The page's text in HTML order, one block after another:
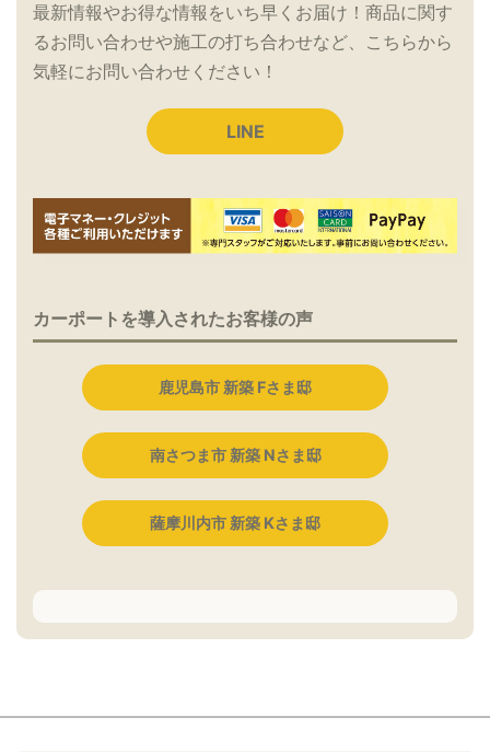
最新情報やお得な情報をいち早くお届け！商品に関す
るお問い合わせや施工の打ち合わせなど、こちらから
気軽にお問い合わせください！
LINE
カーポートを導入されたお客様の声
鹿児島市 新築 Fさま邸
南さつま市 新築 Nさま邸
薩摩川内市 新築 Kさま邸